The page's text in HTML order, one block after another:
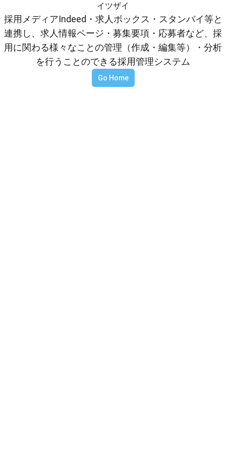
イツザイ
採用メディアIndeed・求人ボックス・スタンバイ等と
連携し、求人情報ページ・募集要項・応募者など、採
用に関わる様々なことの管理（作成・編集等）・分析
を行うことのできる採用管理システム
Go Home